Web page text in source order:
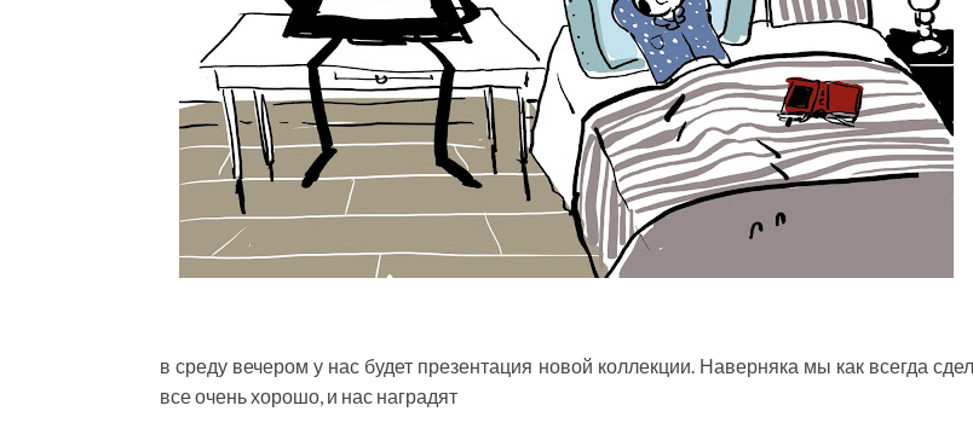
в среду вечером у нас будет презентация новой коллекции. Наверняка мы как всегда
все очень хорошо, и нас наградят